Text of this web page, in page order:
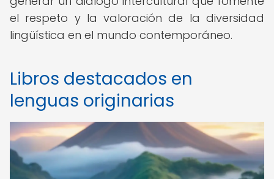
el respeto y la valoración de la diversidad
lingüística en el mundo contemporáneo.
Libros destacados en
lenguas originarias